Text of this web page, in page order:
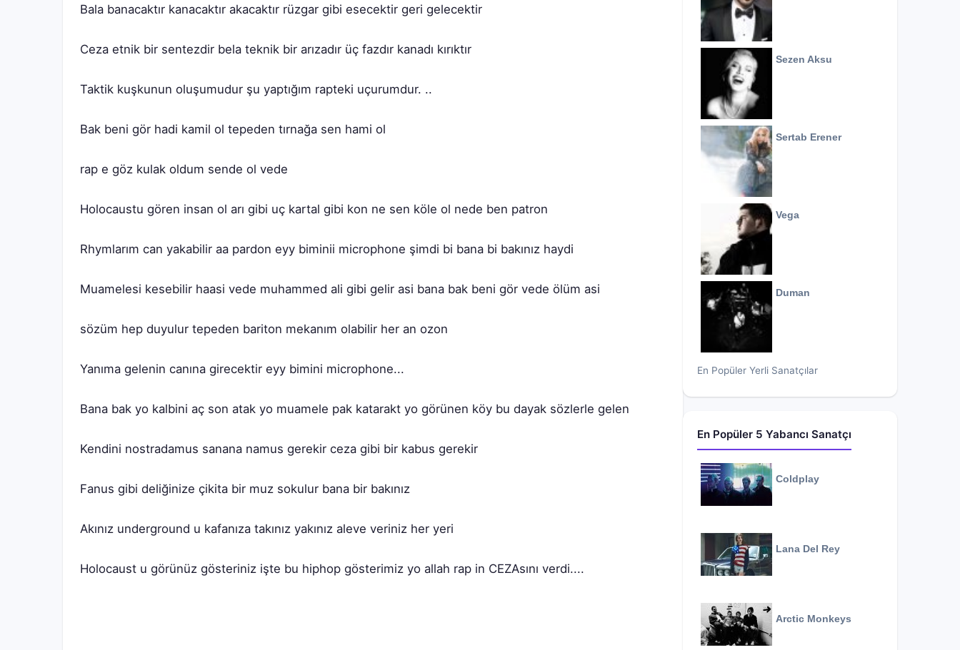
Sezen Aksu
Sertab Erener
Vega
Duman
En Popüler Yerli Sanatçılar
En Popüler 5 Yabancı Sanatçı
Coldplay
Lana Del Rey
Arctic Monkeys